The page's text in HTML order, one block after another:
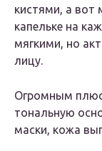
кистями, а вот
капельке на
мягкими, но
лицу.
Огромным
тональную
маски, кожа